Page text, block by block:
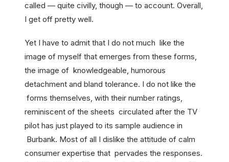
called — quite civilly, though — to account. Overall,
I get off pretty well.
Yet I have to admit that I do not much like the
image of myself that emerges from these forms,
the image of knowledgeable, humorous
detachment and bland tolerance. I do not like the
forms themselves, with their number ratings,
reminiscent of the sheets circulated after the TV
pilot has just played to its sample audience in
Burbank. Most of all I dislike the attitude of calm
consumer expertise that pervades the responses.